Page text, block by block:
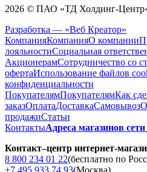
2026 © ПАО «ТД Холдинг-
Разработка — «Веб Креатор»
КомпанияКомпанияО компании
лояльностиСоциальная
АкционерамСотрудничество со
офертаИспользование файлов
конфиденциальности
ПокупателямПокупателямКак
заказОплатаДоставкаCамовывоз
продажиСтатьи
КонтактыАдреса магазинов
Контакт–центр интернет-
8 800 234 01 22(бесплатно по
+7 495 933 74 93(Москва)